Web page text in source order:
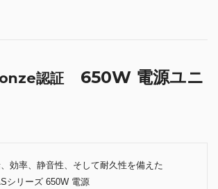
認証 650W 電源ユニ
効率、静音性、そして耐久性を備えた
シリーズ 650W 電源